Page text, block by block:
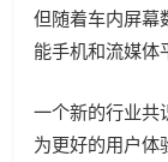
但随着车内屏幕
能手机和流媒体
一个新的行业共
为更好的用户体